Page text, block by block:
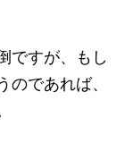
ですが、もし
であれば、